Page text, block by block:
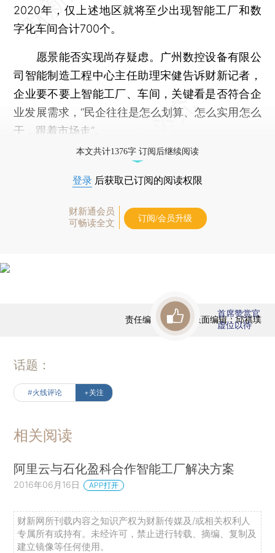
2020年，仅上述地区就将至少出现智能工厂和数
字化车间合计700个。
愿景能否实现尚存疑虑。广州数控设备有限公
司智能制造工程中心主任助理宋健告诉财新记者，
企业要不要上智能工厂、车间，关键看是否符合企
业发展需求，“民企往往是怎么划算、怎么实用怎么
干，跟着市场走”。
本文共计1376字 订阅后继续阅读
登录 后获取已订阅的阅读权限
财新通会员
可畅读全文
订阅/会员升级
责任编辑：贺信 | 版面编辑：邱祺璞
首席赞赏官
虚位以待
话题：
#火线评论 +关注
相关阅读
阿里云与石化盈科合作智能工厂解决方案
2016年06月16日 APP打开
财新网所刊载内容之知识产权为财新传媒及/或相关权利人
专属所有或持有。未经许可，禁止进行转载、摘编、复制及
建立镜像等任何使用。